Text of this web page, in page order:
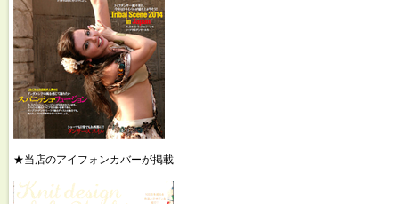
★当店のアイフォンカバーが掲載